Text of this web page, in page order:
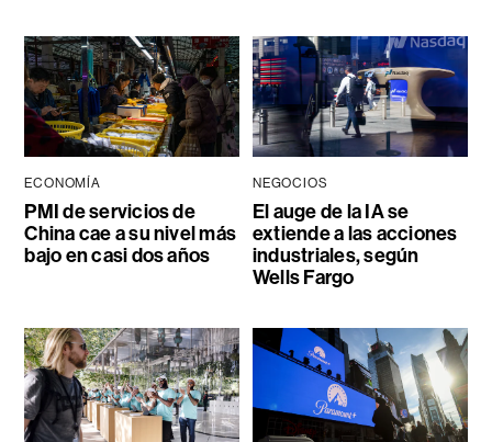
ECONOMÍA
PMI de servicios de
China cae a su nivel más
bajo en casi dos años
NEGOCIOS
El auge de la IA se
extiende a las acciones
industriales, según
Wells Fargo